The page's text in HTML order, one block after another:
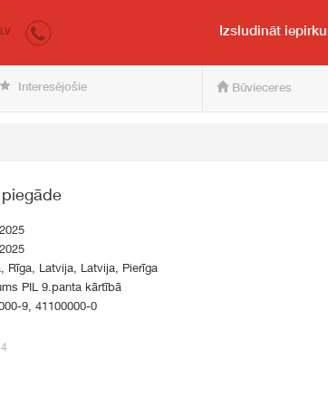
pircējam un
LV Izsludināt
Interesējošie Būvieceres
Rīga, Latvija, Latvija, Pierīga
PIL 9.panta kārtībā
9, 41100000-0